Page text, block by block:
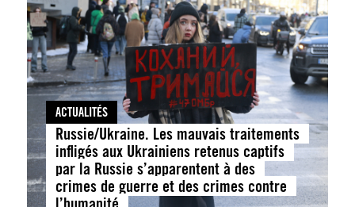
ACTUALITÉS
Russie/Ukraine. Les mauvais traitements
infligés aux Ukrainiens retenus captifs
par la Russie s’apparentent à des
crimes de guerre et des crimes contre